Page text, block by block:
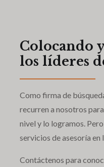
Colocando
los líderes
Como firma de
recurren a nosotros
nivel y lo logramos.
servicios de asesoría
Contáctenos para